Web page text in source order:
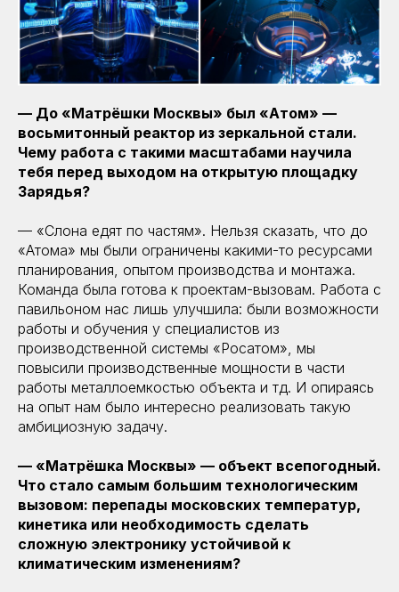
— До «Матрёшки Москвы» был «Атом» —
восьмитонный реактор из зеркальной стали.
Чему работа с такими масштабами научила
тебя перед выходом на открытую площадку
Зарядья?
— «Слона едят по частям». Нельзя сказать, что до
«Атома» мы были ограничены какими-то ресурсами
планирования, опытом производства и монтажа.
Команда была готова к проектам-вызовам. Работа с
павильоном нас лишь улучшила: были возможности
работы и обучения у специалистов из
производственной системы «Росатом», мы
повысили производственные мощности в части
работы металлоемкостью объекта и тд. И опираясь
на опыт нам было интересно реализовать такую
амбициозную задачу.
— «Матрёшка Москвы» — объект всепогодный.
Что стало самым большим технологическим
вызовом: перепады московских температур,
кинетика или необходимость сделать
сложную электронику устойчивой к
климатическим изменениям?